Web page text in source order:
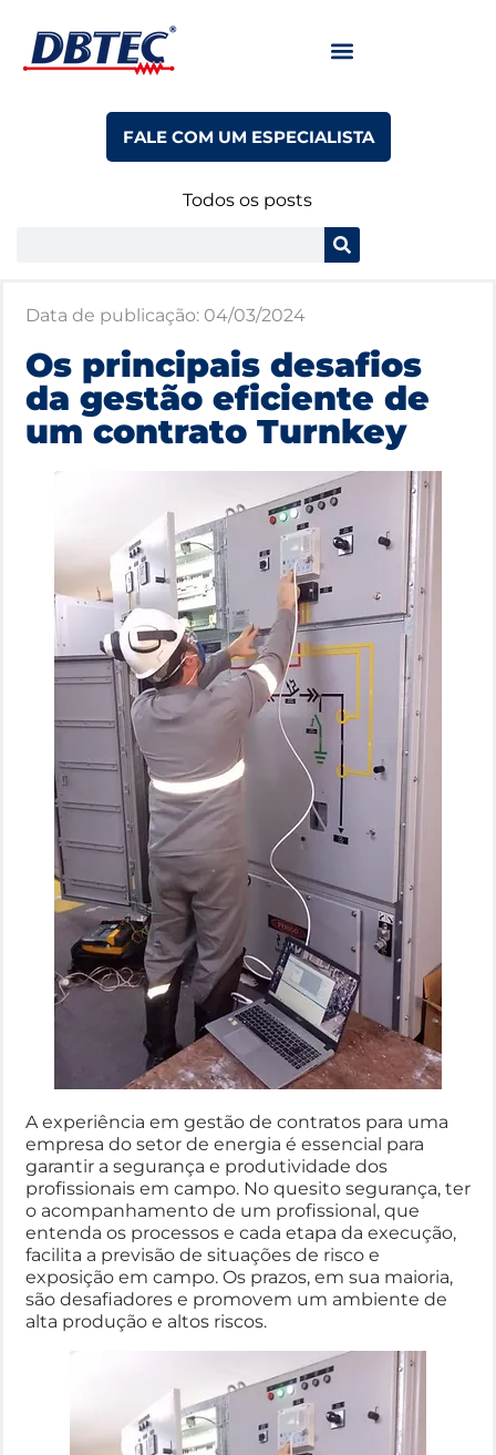
FALE COM UM ESPECIALISTA
Todos os posts
Data de publicação: 04/03/2024
Os principais desafios
da gestão eficiente de
um contrato Turnkey
A experiência em gestão de contratos para uma
empresa do setor de energia é essencial para
garantir a segurança e produtividade dos
profissionais em campo. No quesito segurança, ter
o acompanhamento de um profissional, que
entenda os processos e cada etapa da execução,
facilita a previsão de situações de risco e
exposição em campo. Os prazos, em sua maioria,
são desafiadores e promovem um ambiente de
alta produção e altos riscos.